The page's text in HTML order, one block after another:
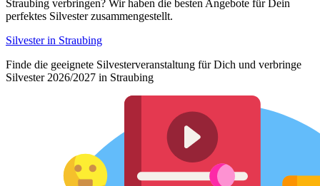
Straubing verbringen? Wir haben die besten Angebote für Dein
perfektes Silvester zusammengestellt.
Silvester in Straubing
Finde die geeignete Silvesterveranstaltung für Dich und verbringe
Silvester 2026/2027 in Straubing